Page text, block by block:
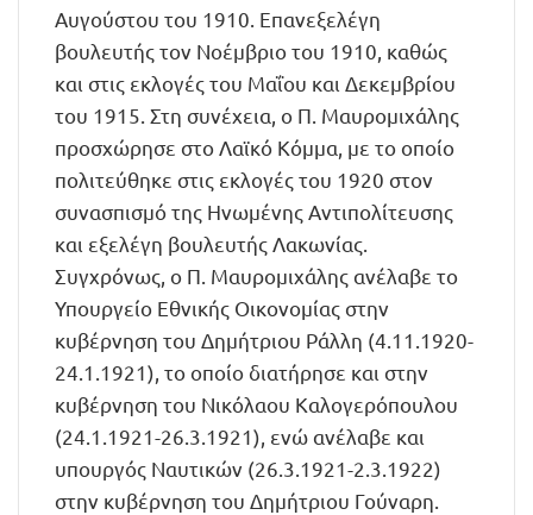
Αυγούστου του 1910. Επανεξελέγη
βουλευτής τον Νοέμβριο του 1910, καθώς
και στις εκλογές του Μαΐου και Δεκεμβρίου
του 1915. Στη συνέχεια, ο Π. Μαυρομιχάλης
προσχώρησε στο Λαϊκό Κόμμα, με το οποίο
πολιτεύθηκε στις εκλογές του 1920 στον
συνασπισμό της Ηνωμένης Αντιπολίτευσης
και εξελέγη βουλευτής Λακωνίας.
Συγχρόνως, ο Π. Μαυρομιχάλης ανέλαβε το
Υπουργείο Εθνικής Οικονομίας στην
κυβέρνηση του Δημήτριου Ράλλη (4.11.1920-
24.1.1921), το οποίο διατήρησε και στην
κυβέρνηση του Νικόλαου Καλογερόπουλου
(24.1.1921-26.3.1921), ενώ ανέλαβε και
υπουργός Ναυτικών (26.3.1921-2.3.1922)
στην κυβέρνηση του Δημήτριου Γούναρη.